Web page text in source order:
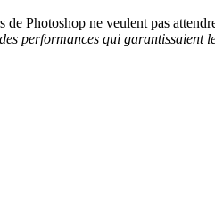
Photoshop ne veulent pas
performances qui garantissaient